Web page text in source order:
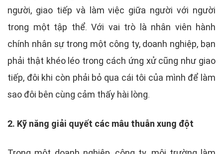
người, giao tiếp và làm việc giữa người với người
trong một tập thể. Với vai trò là nhân viên hành
chính nhân sự trong một công ty, doanh nghiệp, bạn
phải thật khéo léo trong cách ứng xử cũng như giao
tiếp, đôi khi còn phải bỏ qua cái tôi của mình để làm
sao đôi bên cùng cảm thấy hài lòng.
2. Kỹ năng giải quyết các mâu thuẫn xung đột